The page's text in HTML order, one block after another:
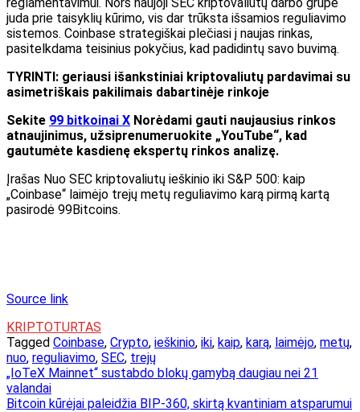
juda prie taisyklių kūrimo, vis dar trūksta išsamios reguliavimo
sistemos. Coinbase strategiškai plečiasi į naujas rinkas,
pasitelkdama teisinius pokyčius, kad padidintų savo buvimą.
TYRINTI: geriausi išankstiniai kriptovaliutų pardavimai su
asimetriškais pakilimais dabartinėje rinkoje
Sekite 99 bitkoinai X Norėdami gauti naujausius rinkos
atnaujinimus, užsiprenumeruokite „YouTube“, kad
gautumėte kasdienę ekspertų rinkos analizę.
Įrašas Nuo SEC kriptovaliutų ieškinio iki S&P 500: kaip
„Coinbase“ laimėjo trejų metų reguliavimo karą pirmą kartą
pasirodė 99Bitcoins.
Source link
KRIPTOTURTAS
Tagged Coinbase, Crypto, ieškinio, iki, kaip, karą, laimėjo, metų,
nuo, reguliavimo, SEC, trejų
Navigacija
tarp
„IoTeX Mainnet“ sustabdo blokų gamybą daugiau nei 21
valandai
Bitcoin kūrėjai paleidžia BIP-360, skirtą kvantiniam atsparumui